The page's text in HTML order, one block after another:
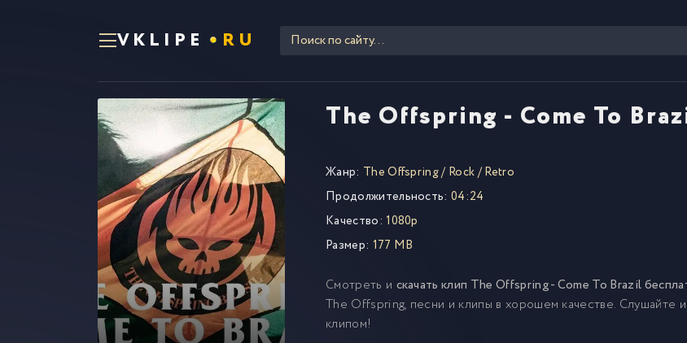
VKLIPE RU
The Offspring - Come To
Жанр: The Offspring/ Rock/Retro
Продолжительность: 04:24
Качество: 1080p
Размер: 177 MB
Смотреть и скачать клип The Offspring - Come To Brazil
The Offspring, песни и клипы в хорошем качестве. Слушайте
клипом!